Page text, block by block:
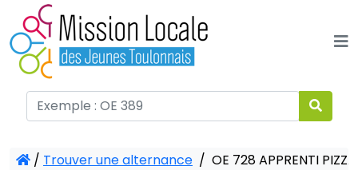
/ Trouver une alternance / OE 728 APPRENTI
Panneau de gestion des cookies